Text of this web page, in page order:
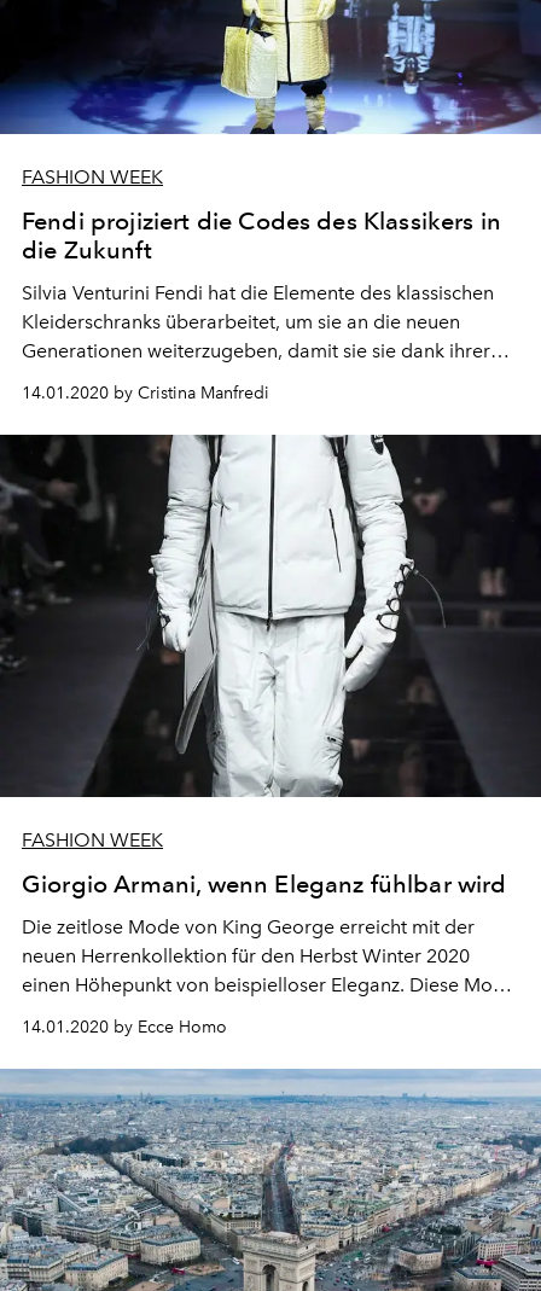
FASHION WEEK
Fendi projiziert die Codes des Klassikers in
die Zukunft
Silvia Venturini Fendi hat die Elemente des klassischen
Kleiderschranks überarbeitet, um sie an die neuen
Generationen weiterzugeben, damit sie sie dank ihrer
Qualität und Vielseitigkeit lange tragen können
14.01.2020 by Cristina Manfredi
FASHION WEEK
Giorgio Armani, wenn Eleganz fühlbar wird
Die zeitlose Mode von King George erreicht mit der
neuen Herrenkollektion für den Herbst Winter 2020
einen Höhepunkt von beispielloser Eleganz. Diese Mode
schöpft Kraft und ist geprägt von den überraschendsten
Artefakten der Textilindustrie und toleriert auch im
Schnee keine Opfer.
14.01.2020 by Ecce Homo